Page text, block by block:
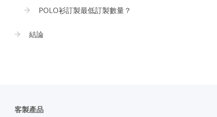
POLO衫訂製最低訂製數量？
結論
客製產品